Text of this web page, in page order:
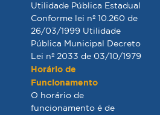
Utilidade Pública Estadual
Conforme lei nº 10.260 de
26/03/1999 Utilidade
Pública Municipal Decreto
Lei nº 2033 de 03/10/1979
Horário de
Funcionamento
O horário de
funcionamento é de